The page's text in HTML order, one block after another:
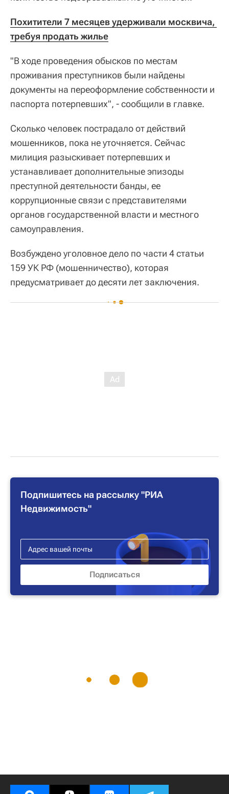
Похитители 7 месяцев удерживали москвича,
требуя продать жилье
"В ходе проведения обысков по местам
проживания преступников были найдены
документы на переоформление собственности и
паспорта потерпевших", - сообщили в главке.
Сколько человек пострадало от действий
мошенников, пока не уточняется. Сейчас
милиция разыскивает потерпевших и
устанавливает дополнительные эпизоды
преступной деятельности банды, ее
коррупционные связи с представителями
органов государственной власти и местного
самоуправления.
Возбуждено уголовное дело по части 4 статьи
159 УК РФ (мошенничество), которая
предусматривает до десяти лет заключения.
Подпишитесь на рассылку "РИА
Недвижимость"